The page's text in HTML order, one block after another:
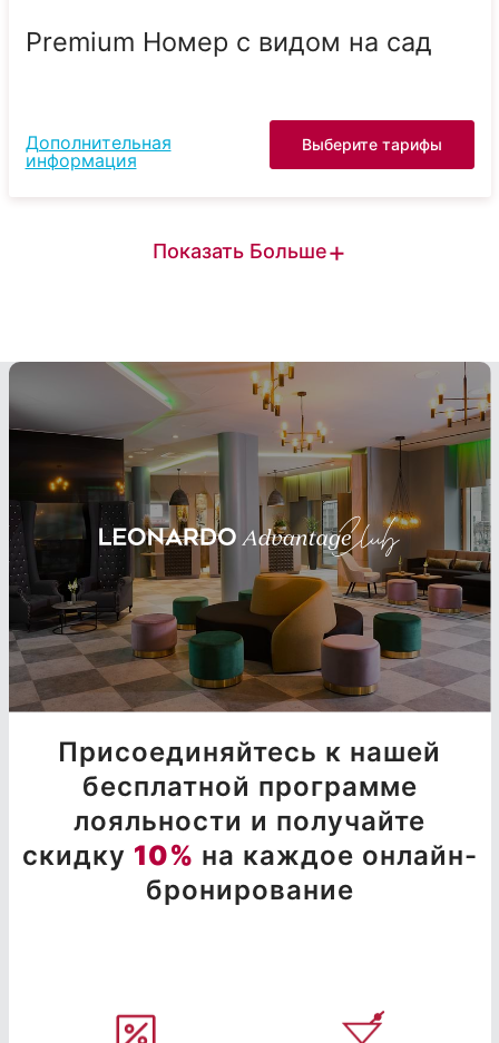
Premium Номер с видом на сад
Дополнительная
информация
Выберите тарифы
Показать Больше+
Присоединяйтесь к нашей
бесплатной программе
лояльности и получайте
скидку 10% на каждое онлайн-
бронирование